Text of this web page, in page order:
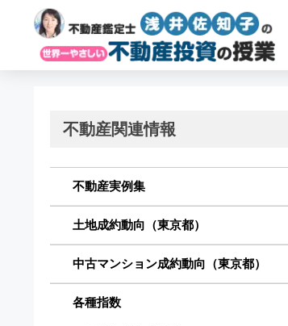
不動産関連情報
不動産実例集
土地成約動向（東京都）
中古マンション成約動向（東京都）
各種指数